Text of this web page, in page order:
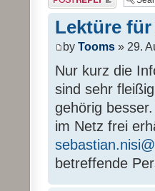
Lektüre für
by Tooms » 29.
Nur kurz die
sind sehr
gehörig
im Netz frei
betreffende